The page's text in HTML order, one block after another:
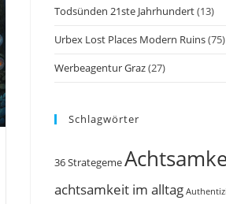
Todsünden 21ste Jahrhundert(13)
Urbex Lost Places Modern Ruins(75)
Werbeagentur Graz(27)
Schlagwörter
36 Strategeme
achtsamkeit im alltag